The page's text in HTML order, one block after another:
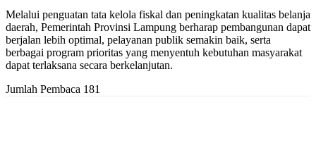
Melalui penguatan tata kelola fiskal dan peningkatan kualitas belanja
daerah, Pemerintah Provinsi Lampung berharap pembangunan dapat
berjalan lebih optimal, pelayanan publik semakin baik, serta
berbagai program prioritas yang menyentuh kebutuhan masyarakat
dapat terlaksana secara berkelanjutan.
Jumlah Pembaca 181